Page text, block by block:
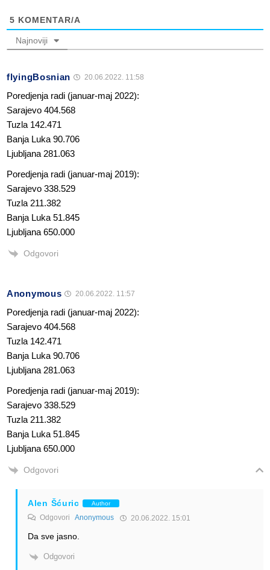
5 KOMENTAR/A
Najnoviji
flyingBosnian 20.06.2022. 11:58
Poredjenja radi (januar-maj 2022):
Sarajevo 404.568
Tuzla 142.471
Banja Luka 90.706
Ljubljana 281.063
Poredjenja radi (januar-maj 2019):
Sarajevo 338.529
Tuzla 211.382
Banja Luka 51.845
Ljubljana 650.000
Odgovori
Anonymous 20.06.2022. 11:57
Poredjenja radi (januar-maj 2022):
Sarajevo 404.568
Tuzla 142.471
Banja Luka 90.706
Ljubljana 281.063
Poredjenja radi (januar-maj 2019):
Sarajevo 338.529
Tuzla 211.382
Banja Luka 51.845
Ljubljana 650.000
Odgovori
Alen Šćuric Author
Odgovori Anonymous 20.06.2022. 15:01
Da sve jasno.
Odgovori